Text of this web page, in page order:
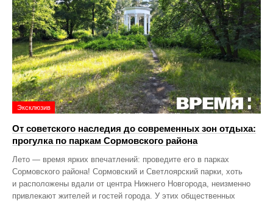
Эксклюзив
От советского наследия до современных зон отдыха:
прогулка по паркам Сормовского района
Лето — время ярких впечатлений: проведите его в парках
Сормовского района! Сормовский и Светлоярский парки, хоть
и расположены вдали от центра Нижнего Новгорода, неизменно
привлекают жителей и гостей города. У этих общественных